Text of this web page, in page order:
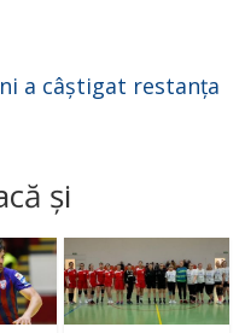
a câștigat restanța
și